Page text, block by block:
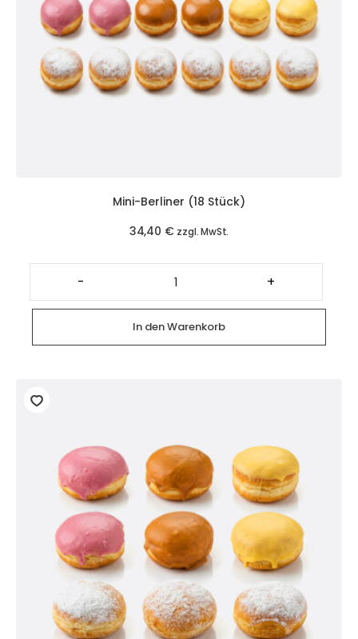
Mini-Berliner (18 Stück)
34,40 € zzgl. MwSt.
-
Mini-
Berliner
(18
Stück)
Menge
+
In den Warenkorb